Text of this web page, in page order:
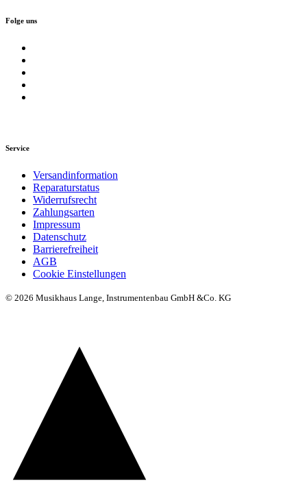
Folge uns
Service
Versandinformation
Reparaturstatus
Widerrufsrecht
Zahlungsarten
Impressum
Datenschutz
Barrierefreiheit
AGB
Cookie Einstellungen
© 2026 Musikhaus Lange, Instrumentenbau GmbH &Co. KG